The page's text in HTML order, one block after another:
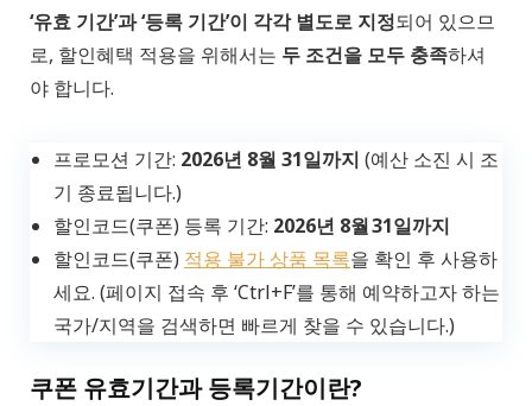
‘유효 기간’과 ‘등록 기간’이 각각 별도로 지정되어 있으므
로, 할인혜택 적용을 위해서는 두 조건을 모두 충족하셔
야 합니다.
프로모션 기간: 2026년 8월 31일까지 (예산 소진 시 조
기 종료됩니다.)
할인코드(쿠폰) 등록 기간: 2026년 8월 31일까지
할인코드(쿠폰) 적용 불가 상품 목록을 확인 후 사용하
세요. (페이지 접속 후 ‘Ctrl+F’를 통해 예약하고자 하는
국가/지역을 검색하면 빠르게 찾을 수 있습니다.)
쿠폰 유효기간과 등록기간이란?